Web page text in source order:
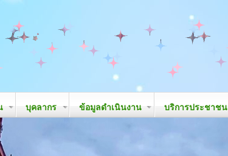
บุคลากร ข้อมูลดำเนินงาน บริการประชาชน